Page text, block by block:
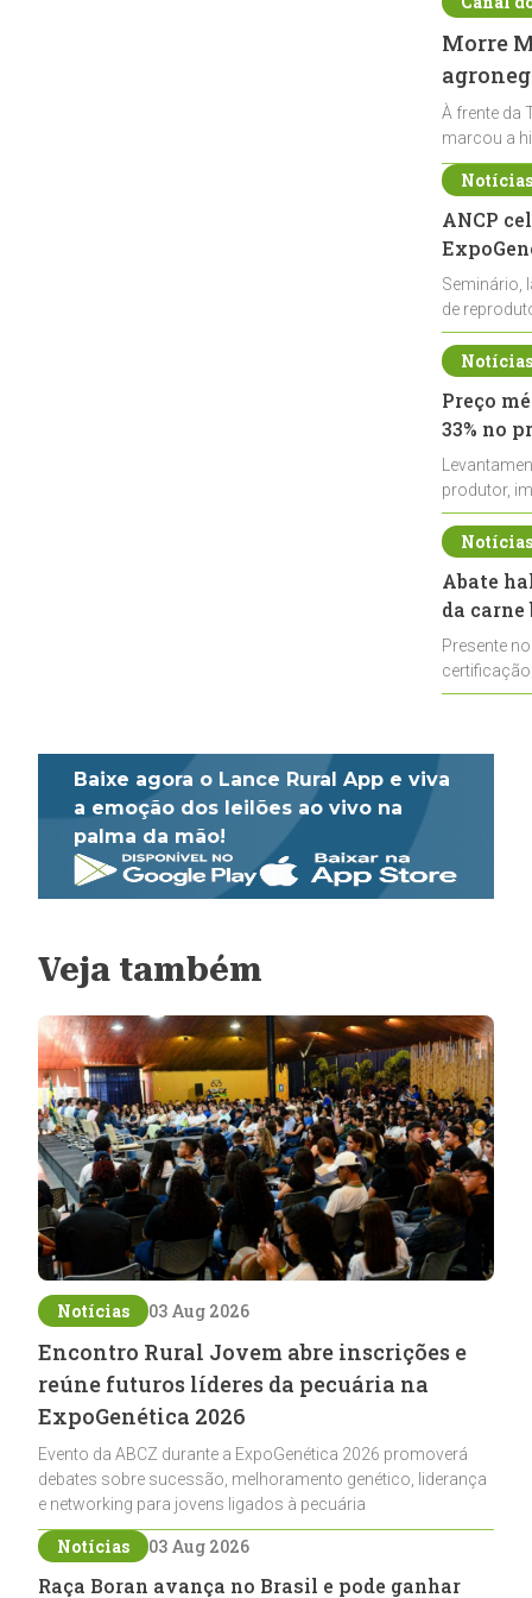
Morre
À frente da
marcou a
ANCP
Seminário,
de
durante a
Preço
33% no
produtor,
de leite cru
Abate
da
Presente
Baixe agora o Lance Rural App e viva
a emoção dos leilões ao vivo na
palma da mão!
Veja também
Notícias 03 Aug 2026
Encontro Rural Jovem abre inscrições e
reúne futuros líderes da pecuária na
ExpoGenética 2026
Evento da ABCZ durante a ExpoGenética 2026 promoverá
debates sobre sucessão, melhoramento genético, liderança
e networking para jovens ligados à pecuária
Notícias 03 Aug 2026
Raça Boran avança no Brasil e pode ganhar